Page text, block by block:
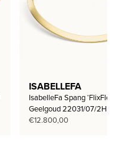
ISABELLEFA
IsabelleFa Spang ‘FlixFlex
Geelgoud 22031/07/2HLR/
€12.800,00